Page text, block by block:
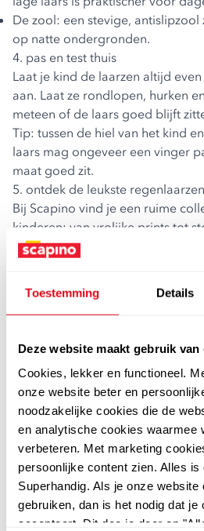
Toestemming Details
Deze website maakt gebruik van
Cookies, lekker en functioneel.
onze website beter en
noodzakelijke cookies die de
en analytische cookies waarmee
verbeteren. Met marketing
persoonlijke content zien. Alles is
Superhandig. Als je onze website
gebruiken, dan is het nodig dat je
accepteert. Dit doe je door op
De zool: een stevige,
op natte ondergronden.
4. pas en test thuis
Laat je kind de laarzen altijd
aan. Laat ze rondlopen, hurken
meteen of de laars goed blijft
Tip: tussen de hiel van het kind
laars mag ongeveer een vinger
maat goed zit.
5. ontdek de leukste
Bij Scapino vind je een ruime
kinderen: van vrolijke prints tot
Perfect voor school, buiten
Dunlop of de favoriete TV-held
De juiste maat regenlaarzen
zijn. Meet de voeten van je kind
groeiruimte over en let op
voorkom je ongemak én blijven
het weer ook doet.
de leukste regenlaarzen
voor kinderen